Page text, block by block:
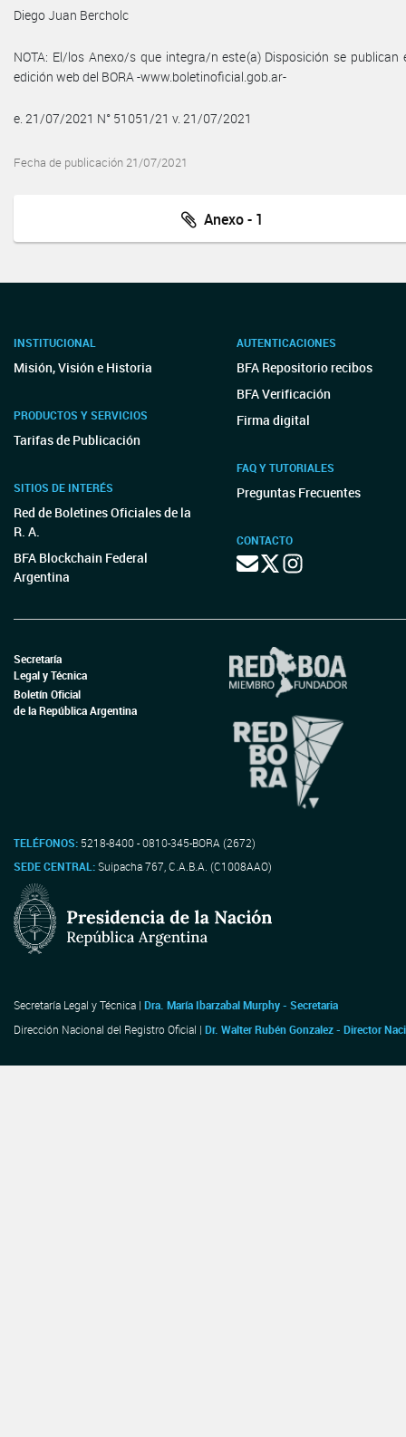
Diego Juan Bercholc
NOTA: El/los Anexo/s que integra/n este(a) Disposición se publican
edición web del BORA -www.boletinoficial.gob.ar-
e. 21/07/2021 N° 51051/21 v. 21/07/2021
Fecha de publicación 21/07/2021
Anexo - 1
INSTITUCIONAL
Misión, Visión e Historia
PRODUCTOS Y SERVICIOS
Tarifas de Publicación
SITIOS DE INTERÉS
Red de Boletines Oficiales de la
R. A.
BFA Blockchain Federal
Argentina
AUTENTICACIONES
BFA Repositorio recibos
BFA Verificación
Firma digital
FAQ Y TUTORIALES
Preguntas Frecuentes
CONTACTO
Secretaría
Legal y Técnica
Boletín Oficial
de la República Argentina
TELÉFONOS: 5218-8400 - 0810-345-BORA (2672)
SEDE CENTRAL:Suipacha 767, C.A.B.A. (C1008AAO)
Secretaría Legal y Técnica | Dra. María Ibarzabal Murphy - Secretaria
Dirección Nacional del Registro Oficial | Dr. Walter Rubén Gonzalez - Director